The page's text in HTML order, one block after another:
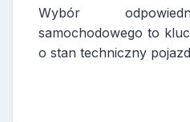
Wybór
samochodowego to
o stan techniczny